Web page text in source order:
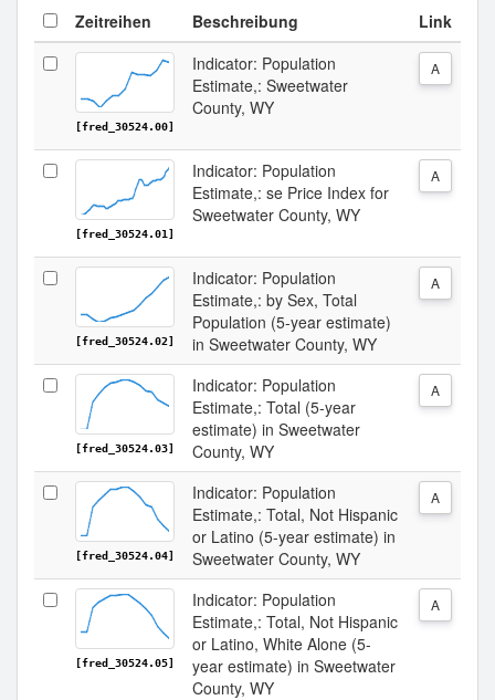
Zeitreihen Beschreibung Link
[fred_30524.00]
Indicator: Population
Estimate,: Sweetwater
County, WY
A
[fred_30524.01]
Indicator: Population
Estimate,: se Price Index for
Sweetwater County, WY
A
[fred_30524.02]
Indicator: Population
Estimate,: by Sex, Total
Population (5-year estimate)
in Sweetwater County, WY
A
[fred_30524.03]
Indicator: Population
Estimate,: Total (5-year
estimate) in Sweetwater
County, WY
A
[fred_30524.04]
Indicator: Population
Estimate,: Total, Not Hispanic
or Latino (5-year estimate) in
Sweetwater County, WY
A
[fred_30524.05]
Indicator: Population
Estimate,: Total, Not Hispanic
or Latino, White Alone (5-
year estimate) in Sweetwater
County, WY
A